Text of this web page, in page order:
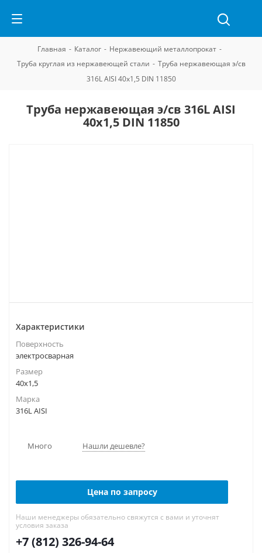
Главная - Каталог - Нержавеющий металлопрокат -
Труба круглая из нержавеющей стали - Труба нержавеющая э/св
316L AISI 40х1,5 DIN 11850
Труба нержавеющая э/св 316L AISI
40х1,5 DIN 11850
Характеристики
Поверхность
электросварная
Размер
40х1,5
Марка
316L AISI
Много Нашли дешевле?
Цена по запросу
Наши менеджеры обязательно свяжутся с вами и уточнят
условия заказа
+7 (812) 326-94-64